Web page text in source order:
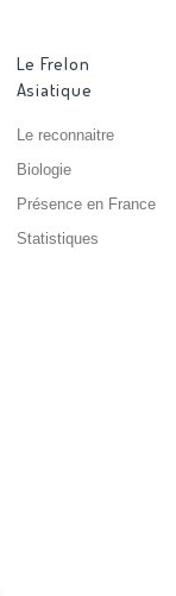
Le Frelon
Asiatique
Le reconnaitre
Biologie
Présence en France
Statistiques